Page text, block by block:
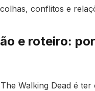
conflitos e
e roteiro:
Walking Dead é